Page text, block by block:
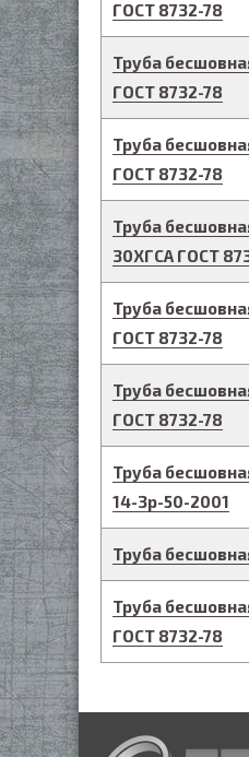
ГОСТ 8732-78
Труба
ГОСТ 8732-78
Труба
ГОСТ 8732-78
Труба
30ХГСА ГОСТ
Труба
ГОСТ 8732-78
Труба
ГОСТ 8732-78
Труба
14-3р-50-2001
Труба
Труба
ГОСТ 8732-78